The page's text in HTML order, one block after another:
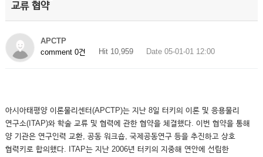
교류 협약
APCTP
comment 0건
Hit 10,959 Date 05-01-01 12:00
아시아태평양 이론물리센터(APCTP)는 지난 8일 터키의 이론 및 응용물리
연구소(ITAP)와 학술 교류 및 협력에 관한 협약을 체결했다. 이번 협약을 통해
양 기관은 연구인력 교환, 공동 워크숍, 국제공동연구 등을 추진하고 상호
협력키로 합의했다. ITAP는 지난 2006년 터키의 지중해 연안에 선립한